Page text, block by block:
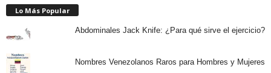
Lo Más Popular
Abdominales Jack Knife: ¿Para qué sirve el ejercicio?
Nombres Venezolanos Raros para Hombres y Mujeres